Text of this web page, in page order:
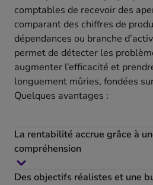
comptables de recevoir des
comparant des chiffres de
dépendances ou branche
permet de détecter les
augmenter l’efficacité et
longuement mûries, fondées
Quelques avantages :
La rentabilité accrue grâce à
compréhension
Des objectifs réalistes et une